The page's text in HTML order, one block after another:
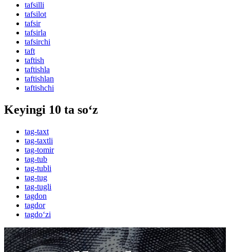
tafsilli
tafsilot
tafsir
tafsirla
tafsirchi
taft
taftish
taftishla
taftishlan
taftishchi
Keyingi 10 ta so‘z
tag-taxt
tag-taxtli
tag-tomir
tag-tub
tag-tubli
tag-tug
tag-tugli
tagdon
tagdor
tagdo‘zi